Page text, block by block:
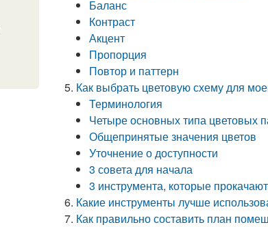
Баланс
Контраст
Акцент
Пропорция
Повтор и паттерн
Как выбрать цветовую схему для
Терминология
Четыре основных типа цветовых
Общепринятые значения цветов
Уточнение о доступности
3 совета для начала
3 инструмента, которые
Какие инструменты лучше
Как правильно составить план